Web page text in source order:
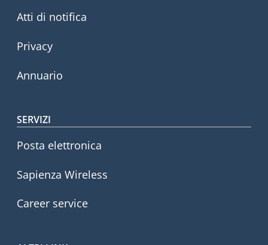
Atti di notifica
Privacy
Annuario
SERVIZI
Posta elettronica
Sapienza Wireless
Career service